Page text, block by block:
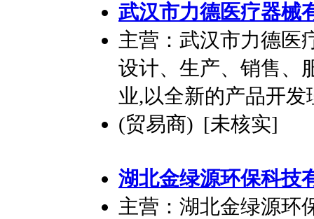
武汉市力德医疗器械
主营：武汉市力德医
设计、生产、销售、
业,以全新的产品开
(贸易商) [未核实]
湖北金绿源环保科技
主营：湖北金绿源环